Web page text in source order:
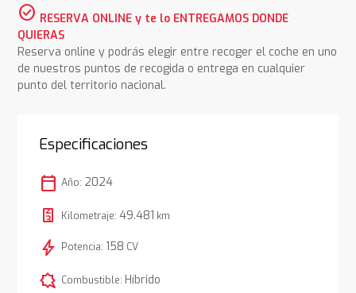
check_circle RESERVA ONLINE y te lo ENTREGAMOS DONDE
QUIERAS
Reserva online y podrás elegir entre recoger el coche en uno
de nuestros puntos de recogida o entrega en cualquier
punto del territorio nacional.
Especificaciones
calendar_today Año: 2024
Kilometraje: 49.481 km
bolt Potencia: 158 CV
comic_bubble Combustible: Híbrido